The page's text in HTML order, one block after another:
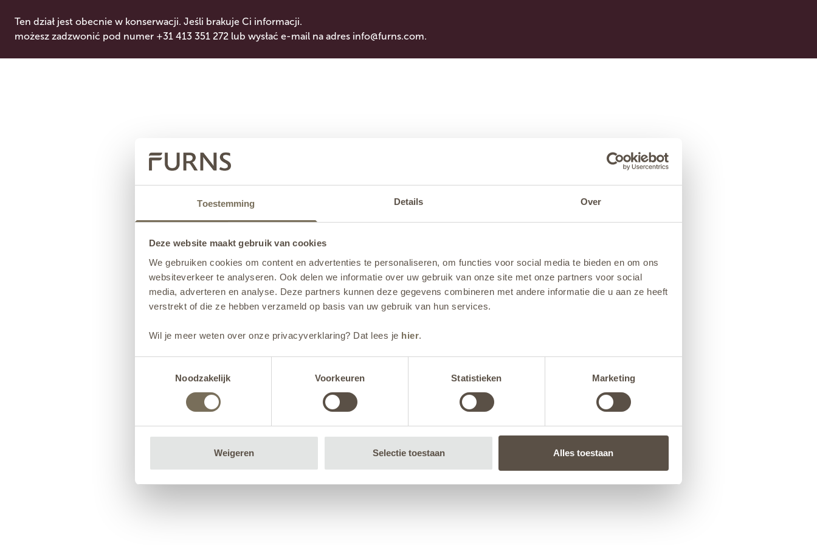
Toestemming Details Over
Deze website maakt gebruik van cookies
We gebruiken cookies om content en advertenties te personaliseren, om functies voor social media te bieden en om ons
websiteverkeer te analyseren. Ook delen we informatie over uw gebruik van onze site met onze partners voor social
media, adverteren en analyse. Deze partners kunnen deze gegevens combineren met andere informatie die u aan ze heeft
verstrekt of die ze hebben verzameld op basis van uw gebruik van hun services.
Wil je meer weten over onze privacyverklaring? Dat lees je hier.
Noodzakelijk
Voorkeuren Statistieken Marketing
Weigeren Selectie toestaan Alles toestaan
Ten dział jest obecnie w konserwacji. Jeśli brakuje Ci informacji.
możesz zadzwonić pod numer +31 413 351 272 lub wysłać e-mail na adres info@furns.com.